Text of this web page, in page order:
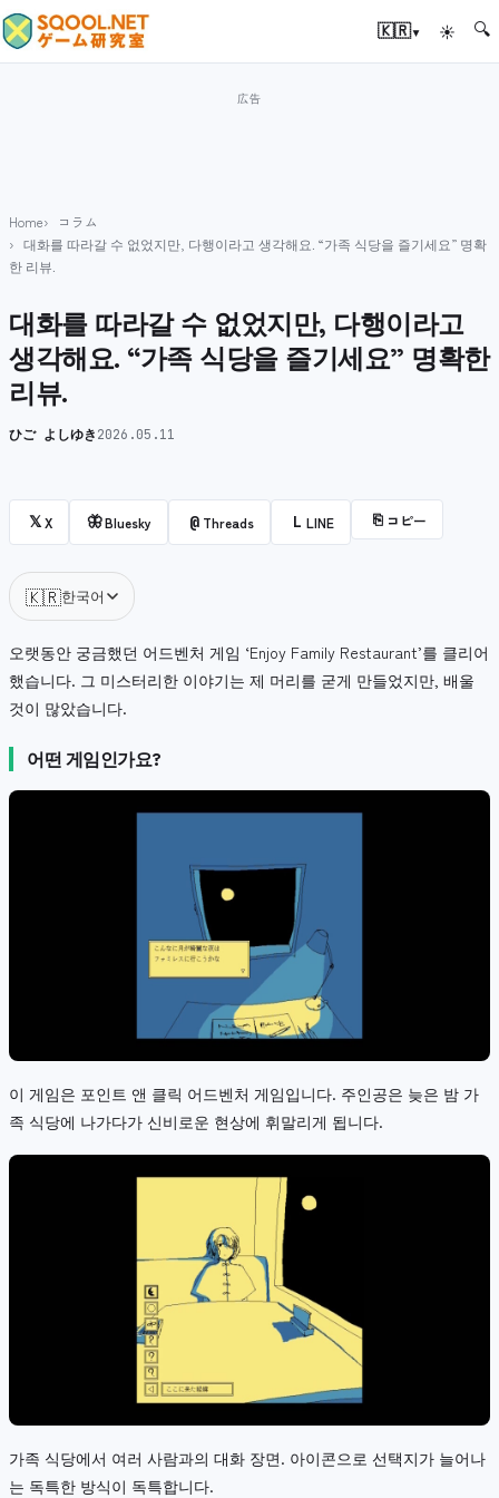
🇰🇷▾ ☀ 🔍
Home
コラム
대화를 따라갈 수 없었지만, 다행이라고 생각해요. “가족 식당을 즐기세요” 명확
한 리뷰.
대화를 따라갈 수 없었지만, 다행이라고
생각해요. “가족 식당을 즐기세요” 명확한
리뷰.
ひご よしゆき2026.05.11
𝕏X 🦋Bluesky @ Threads L LINE ⎘ コピー
🇰🇷한국어
오랫동안 궁금했던 어드벤처 게임 ‘Enjoy Family Restaurant’를 클리어
했습니다. 그 미스터리한 이야기는 제 머리를 굳게 만들었지만, 배울
것이 많았습니다.
어떤 게임인가요?
이 게임은 포인트 앤 클릭 어드벤처 게임입니다. 주인공은 늦은 밤 가
족 식당에 나가다가 신비로운 현상에 휘말리게 됩니다.
가족 식당에서 여러 사람과의 대화 장면. 아이콘으로 선택지가 늘어나
는 독특한 방식이 독특합니다.